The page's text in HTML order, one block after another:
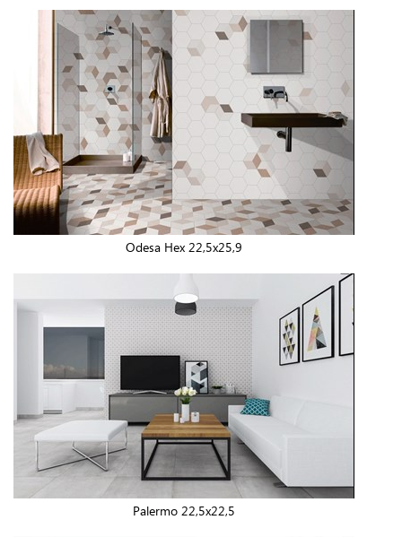
Odesa Hex 22,5x25,9
Palermo 22,5x22,5